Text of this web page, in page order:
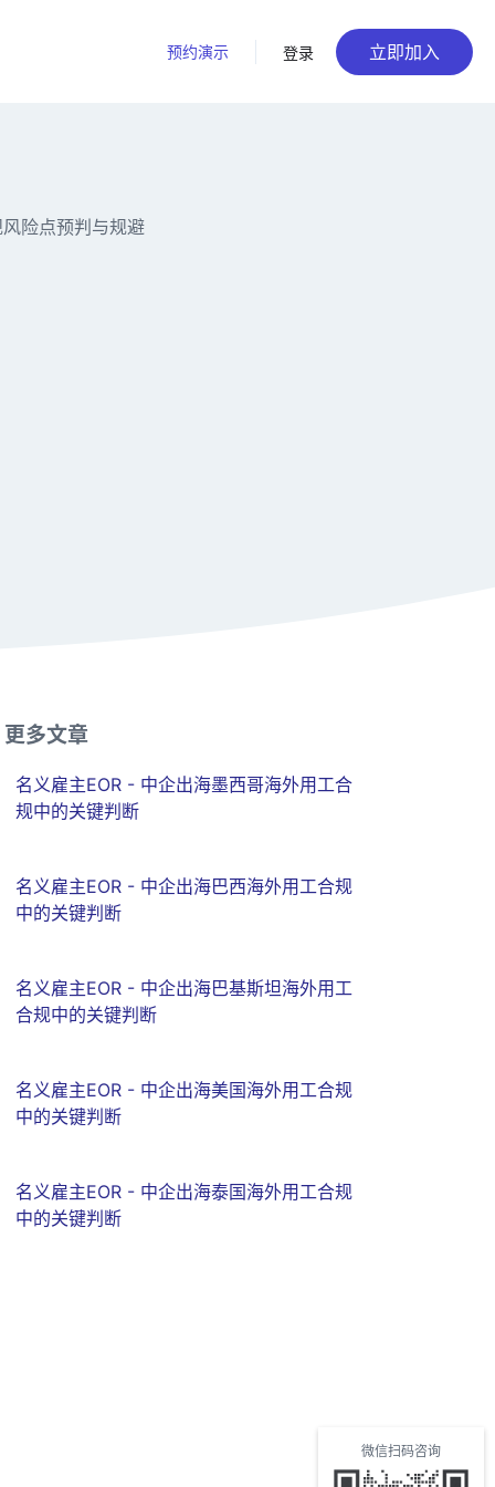
预约演示 登录 立即加入
更多文章
名义雇主EOR - 中企出海墨西哥海外用工合
规中的关键判断
名义雇主EOR - 中企出海巴西海外用工合规
中的关键判断
名义雇主EOR - 中企出海巴基斯坦海外用工
合规中的关键判断
名义雇主EOR - 中企出海美国海外用工合规
中的关键判断
名义雇主EOR - 中企出海泰国海外用工合规
中的关键判断
微信扫码咨询